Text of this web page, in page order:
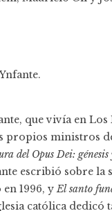
que vivía en Los
propios ministros
del Opus Dei:
escribió sobre la
en 1996, yEl santo
católica dedicó